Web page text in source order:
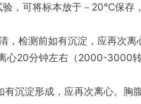
验，可将标本放于－20℃保存
检测前如有沉淀，应再次离
心20分钟左右（2000-3000
沉淀形成，应再次离心。胸